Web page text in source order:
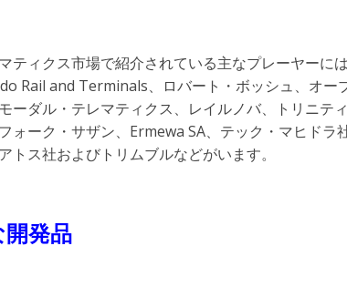
ティクス市場で紹介されている主なプレーヤーに
Rail and Terminals、ロバート・ボッシュ、オー
ーダル・テレマティクス、レイルノバ、トリニテ
ォーク・サザン、Ermewa SA、テック・マヒド
トス社およびトリムブルなどがいます。
発品